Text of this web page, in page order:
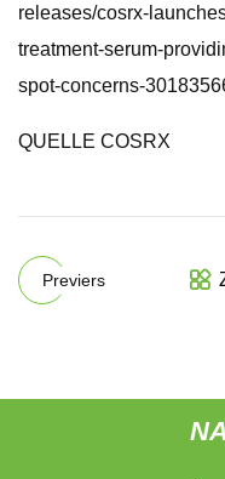
releases/cosrx-
treatment-serum-
spot-concerns-
QUELLE COSRX
Previers